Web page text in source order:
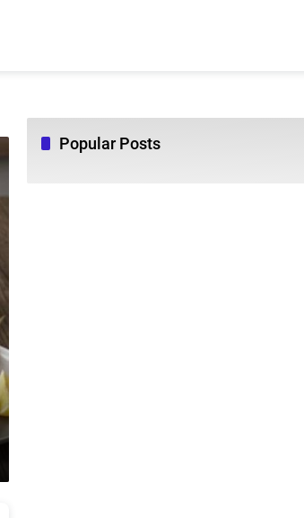
Popular Posts